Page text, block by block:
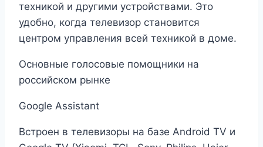
техникой и другими устройствами. Это
удобно, когда телевизор становится
центром управления всей техникой в доме.
Основные голосовые помощники на
российском рынке
Google Assistant
Встроен в телевизоры на базе Android TV и